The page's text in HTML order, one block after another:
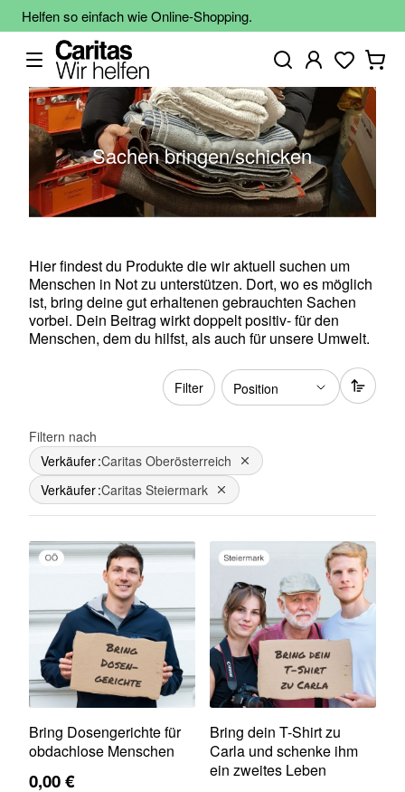
Helfen so einfach wie Online-Shopping.
Sachen bringen/schicken
Hier findest du Produkte die wir aktuell suchen um
Menschen in Not zu unterstützen. Dort, wo es möglich
ist, bring deine gut erhaltenen gebrauchten Sachen
vorbei. Dein Beitrag wirkt doppelt positiv- für den
Menschen, dem du hilfst, als auch für unsere Umwelt.
Filter
Filtern nach
Verkäufer Caritas Oberösterreich
Dies entfernen
Verkäufer Caritas Steiermark Dies entfernen
Bring Dosengerichte für
obdachlose Menschen
0,00 €
Bring dein T-Shirt zu
Carla und schenke ihm
ein zweites Leben